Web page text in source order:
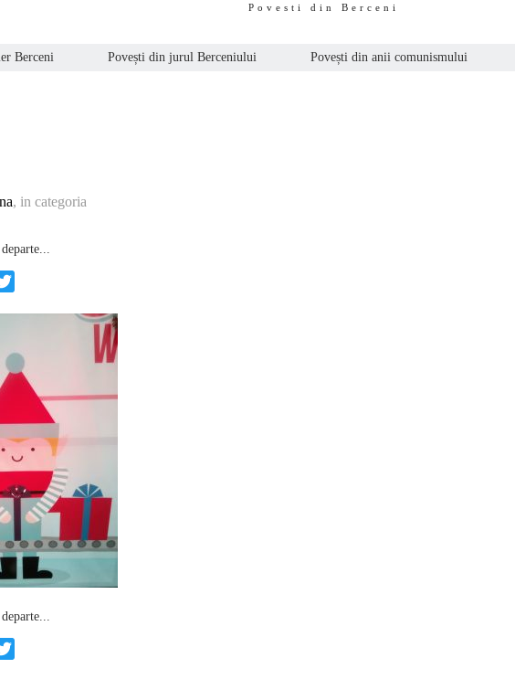
Povesti din Berceni
Berceni Povești din jurul Berceniului Povești din anii comunismului
, in categoria